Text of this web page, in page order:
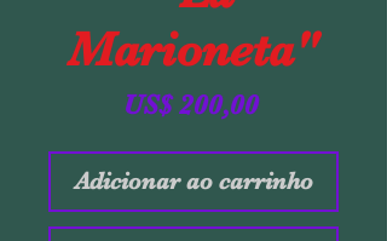
Marioneta"
US$ 200,00Preço
Adicionar ao carrinho